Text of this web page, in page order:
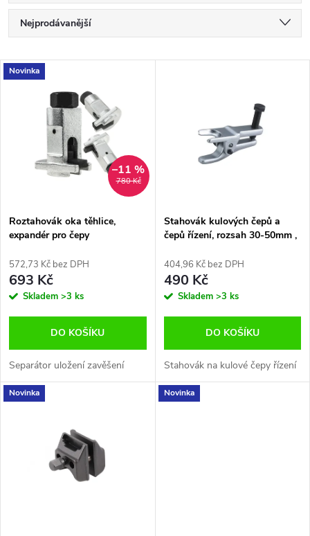
Ř
a
p
r
o
u
k
Nejprodávanější
Nejdražší
Abecedně
V
s
p
r
o
d
u
Novinka
780 Kč
–11 %
Roztahovák oka těhlice,
expandér pro čepy
572,73 Kč bez DPH
693 Kč
Skladem >3 ks
DO KOŠÍKU
Separátor uložení zavěšení
Stahovák kulových čepů a
čepů řízení, rozsah 30-50mm ,
404,96 Kč bez DPH
490 Kč
Skladem >3 ks
DO KOŠÍKU
Stahovák na kulové čepy řízení
Novinka Novinka